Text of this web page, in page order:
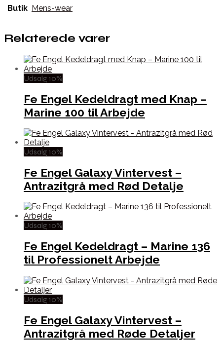
Butik Mens-wear
Relaterede varer
Udsalg 10%
Fe Engel Kedeldragt med Knap –
Marine 100 til Arbejde
Udsalg 10%
Fe Engel Galaxy Vintervest –
Antrazitgrå med Rød Detalje
Udsalg 10%
Fe Engel Kedeldragt – Marine 136
til Professionelt Arbejde
Udsalg 10%
Fe Engel Galaxy Vintervest –
Antrazitgrå med Røde Detaljer